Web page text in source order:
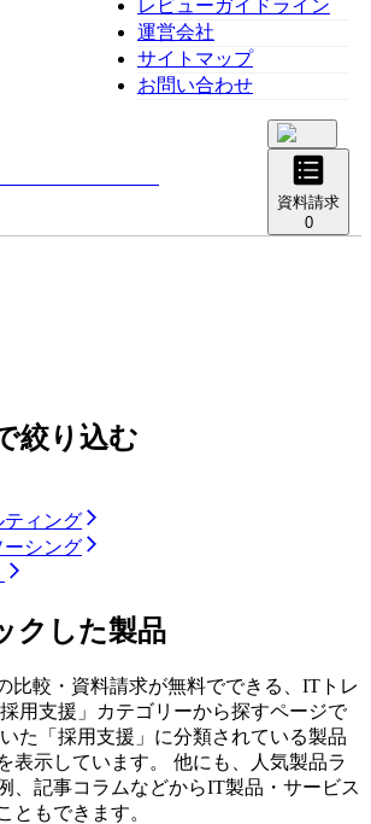
レビューガイドライン
運営会社
サイトマップ
お問い合わせ
資料請求
0
絞り込む
ティング
ーシング
クした製品
比較・資料請求が無料でできる、ITトレ
採用支援 」カテゴリーから探すページで
た「 採用支援 」に分類されている製品
表示しています。 他にも、人気製品ラ
、記事コラムなどからIT製品・サービス
ともできます。